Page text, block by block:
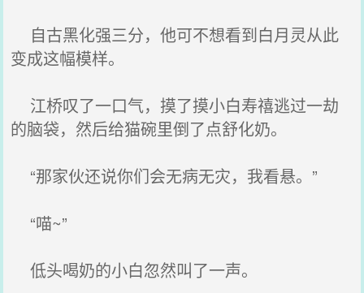
自古黑化强三分，他可不想看到白月灵从此
变成这幅模样。
江桥叹了一口气，摸了摸小白寿禧逃过一劫
的脑袋，然后给猫碗里倒了点舒化奶。
“那家伙还说你们会无病无灾，我看悬。”
“喵~”
低头喝奶的小白忽然叫了一声。